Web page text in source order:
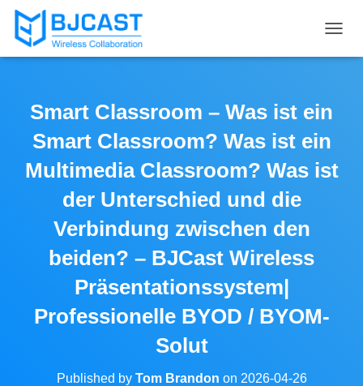
O
V
I
Smart Classroom – Was ist ein
Smart Classroom? Was ist ein
Multimedia Classroom? Was ist
der Unterschied und die
Verbindung zwischen den
beiden? – BJCast Wireless
Präsentationssystem|
Professionelle BYOD / BYOM-
Solut
Published by Tom Brandon on 2026-04-26